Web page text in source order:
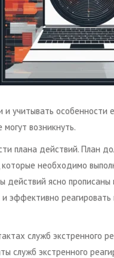
учитывать особенности
возникнуть.
плана действий. План
которые необходимо
действий ясно прописаны
эффективно реагировать
служб экстренного
служб экстренного